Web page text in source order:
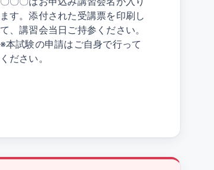
ます。添付された受講票を印刷し
て、講習会当日ご持参ください。
※本試験の申請はご自身で行って
ください。